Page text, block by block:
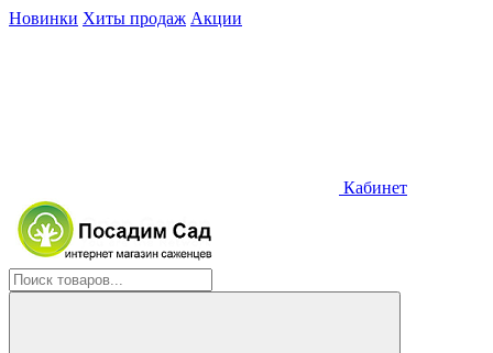
Новинки Хиты продаж Акции
Кабинет